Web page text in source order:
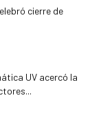
cierre de
UV acercó la